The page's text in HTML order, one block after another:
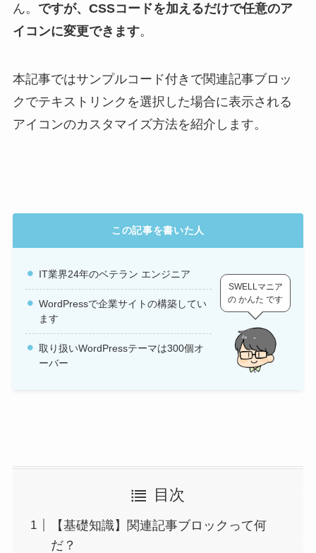
ん。 ですが、CSSコードを加えるだけで任意のア
イコンに変更できます。
本記事ではサンプルコード付きで関連記事ブロッ
クでテキストリンクを選択した場合に表示される
アイコンのカスタマイズ方法を紹介します。
この記事を書いた人
IT業界24年のベテラン エンジニア
WordPressで企業サイトの構築してい
ます
取り扱いWordPressテーマは300個オ
ーバー
SWELLマニア
の かんた です
目次
【基礎知識】関連記事ブロックって何
だ？